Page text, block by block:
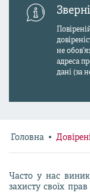
не
адреса
дані (за
Головна
Часто у нас
захисту своїх прав